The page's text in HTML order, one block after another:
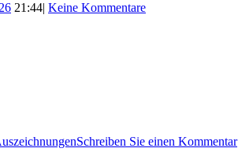
21:44| Keine Kommentare
Schreiben Sie einen Kommentar